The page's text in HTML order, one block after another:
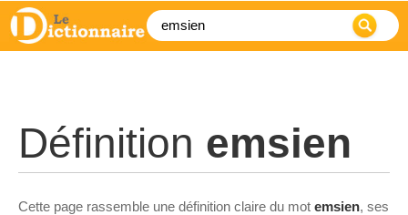
Définition emsien
Cette page rassemble une définition claire du mot emsien, ses